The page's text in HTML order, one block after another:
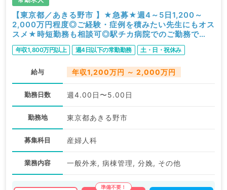
【東京都／あきる野市 】★急募★週4～5日1,200～
2,000万円程度◎ご経験・症例を積みたい先生にもオス
スメ★時短勤務も相談可◎駅チカ病院でのご勤務で
す！（産婦人科／常勤）
年収1,800万円以上 週4日以下の常勤勤務 土・日・祝休み
給与 年収1,200万円 ～ 2,000万円
勤務日数 週4.00日〜5.00日
勤務地 東京都あきる野市
募集科目 産婦人科
業務内容 一般外来, 病棟管理, 分娩, その他